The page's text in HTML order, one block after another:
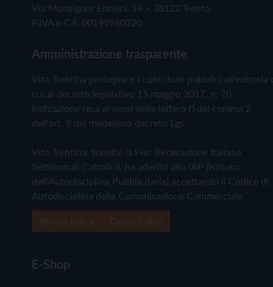
Via Monsignor Endrici, 14 – 38122 Trento
P.IVA e C.F. 00199960220
Amministrazione trasparente
Vita Trentina percepisce i contributi pubblici all'editoria
cui al decreto legislativo 15 maggio 2017, n. 70.
Indicazione resa ai sensi della lettera f) del comma 2
dell'art. 5 del medesimo decreto Lgs.
Vita Trentina, tramite la Fisc (Federazione Italiana
Settimanali Cattolici), ha aderito allo IAP (Istituto
dell'Autodisciplina Pubblicitaria) accettando il Codice di
Autodisciplina della Comunicazione Commerciale
E-Shop